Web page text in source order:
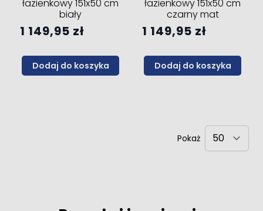
łazienkowy 151x50 cm
biały
1 149,95 zł
Dodaj do koszyka
łazienkowy 151x50 cm
czarny mat
1 149,95 zł
Dodaj do koszyka
Pokaż